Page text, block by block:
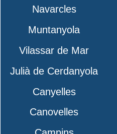
Navarcles
Muntanyola
Vilassar de Mar
Julià de Cerdanyola
Canyelles
Canovelles